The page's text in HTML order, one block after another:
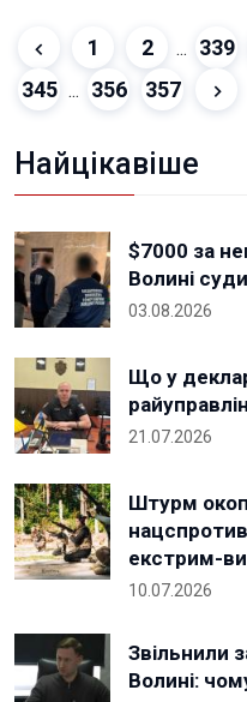
1 2 ... 339
345 ... 356 357
Найцікавіше
$7000 за
Волині
03.08.2026
Що у
21.07.2026
Штурм
екстрим-
10.07.2026
Звільнили
Волині: